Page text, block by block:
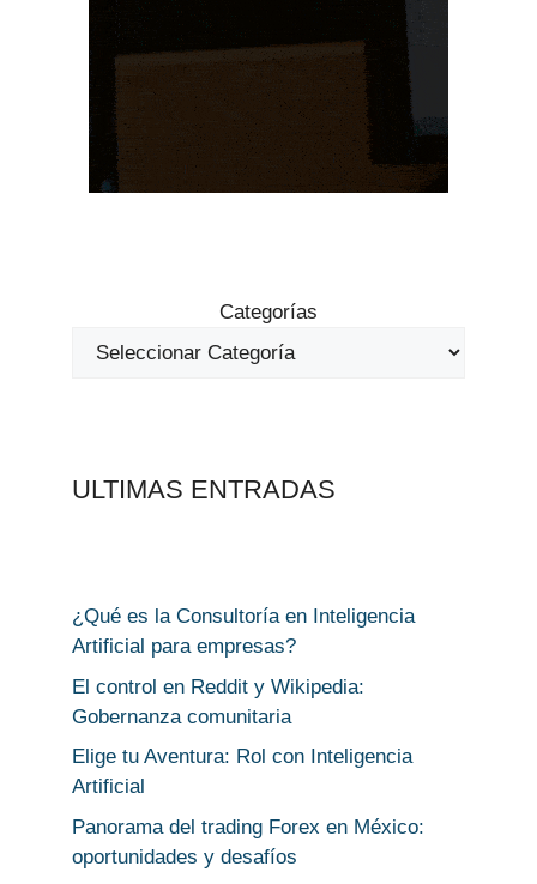
Categorías
ULTIMAS ENTRADAS
¿Qué es la Consultoría en Inteligencia
Artificial para empresas?
El control en Reddit y Wikipedia:
Gobernanza comunitaria
Elige tu Aventura: Rol con Inteligencia
Artificial
Panorama del trading Forex en México:
oportunidades y desafíos